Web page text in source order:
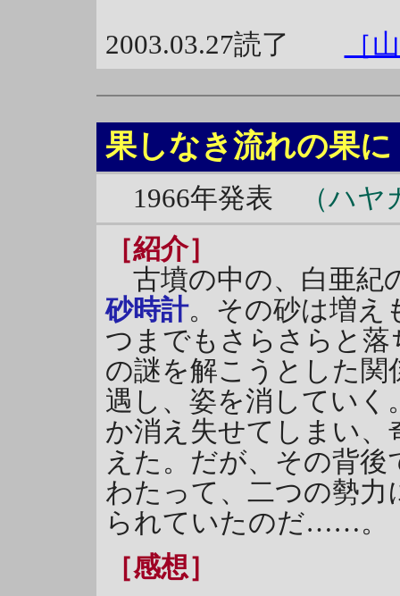
2003.03.27読了
［
果しなき流れの果に
1966年発表
（ハ
［紹介］
古墳の中の、白亜紀
砂時計。その砂は増え
つまでもさらさらと
の謎を解こうとした関
遇し、姿を消していく
か消え失せてしまい、
えた。だが、その背後
わたって、二つの勢
られていたのだ……。
［感想］